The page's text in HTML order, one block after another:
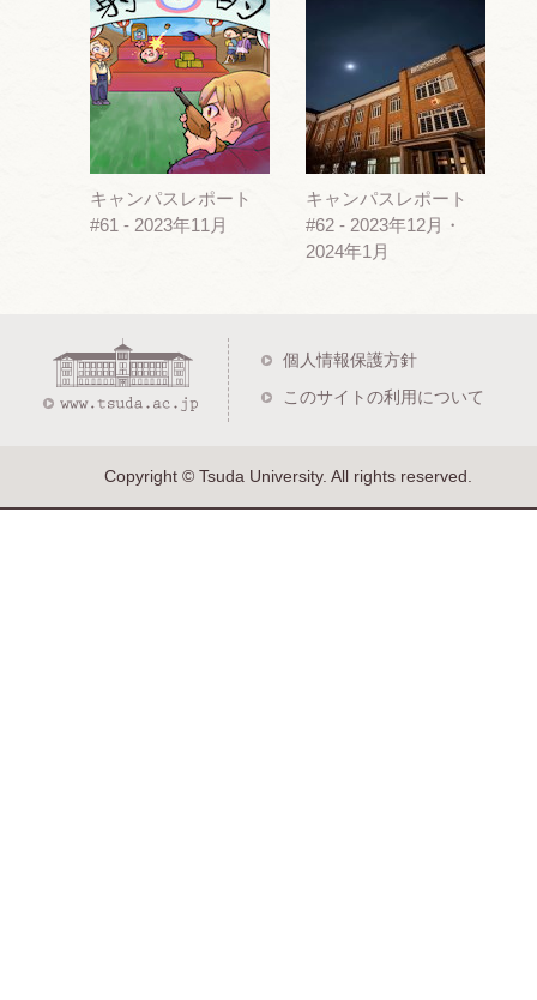
キャンパスレポート
#61 - 2023年11月
キャンパスレポート
#62 - 2023年12月・
2024年1月
個人情報保護方針
このサイトの利用について
Copyright © Tsuda University. All rights reserved.